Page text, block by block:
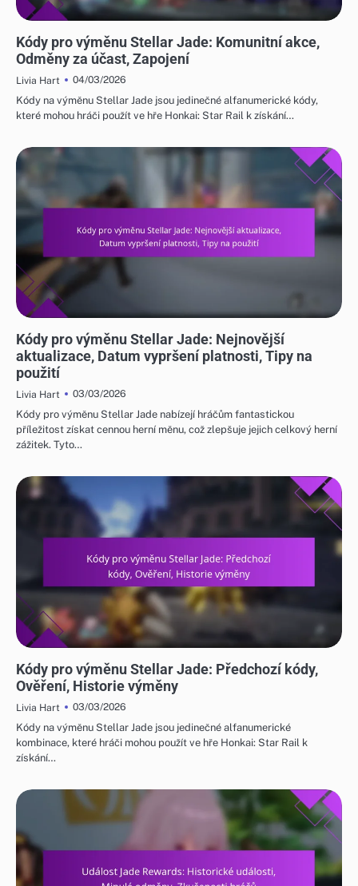
Kódy pro výměnu Stellar Jade: Komunitní akce,
Odměny za účast, Zapojení
Livia Hart
04/03/2026
Kódy na výměnu Stellar Jade jsou jedinečné alfanumerické kódy,
které mohou hráči použít ve hře Honkai: Star Rail k získání…
Kódy pro výměnu Stellar Jade: Nejnovější
aktualizace, Datum vypršení platnosti, Tipy na
použití
Livia Hart
03/03/2026
Kódy pro výměnu Stellar Jade nabízejí hráčům fantastickou
příležitost získat cennou herní měnu, což zlepšuje jejich celkový herní
zážitek. Tyto…
Kódy pro výměnu Stellar Jade: Předchozí kódy,
Ověření, Historie výměny
Livia Hart
03/03/2026
Kódy na výměnu Stellar Jade jsou jedinečné alfanumerické
kombinace, které hráči mohou použít ve hře Honkai: Star Rail k
získání…